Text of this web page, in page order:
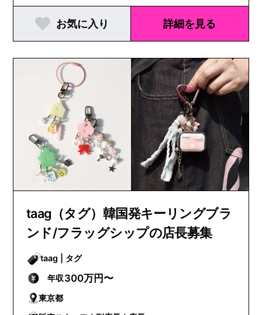
お気に入り 詳細を見る
taag（タグ）韓国発キーリングブラ
ンド​​/フラッグシップの店長募集
​​taag | タグ
年収300万円〜
東京都